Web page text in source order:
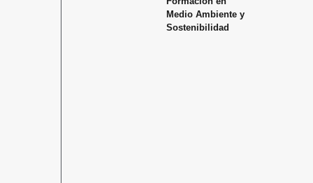
Medio Ambiente y
Sostenibilidad